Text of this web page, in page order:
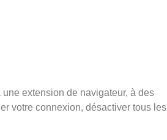
extension de navigateur, à des
votre connexion, désactiver tous les